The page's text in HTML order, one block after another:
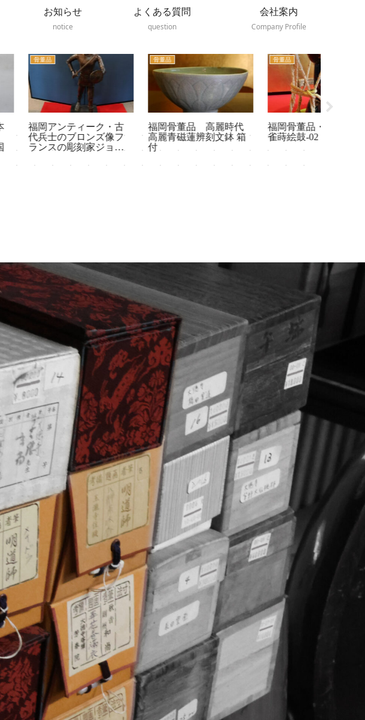
お知らせ
notice
よくある質問
question
会社案内
Company Profile
ティーク・古
ブロンズ像フ
彫刻家ジョル
骨董品
福岡骨董品 高麗時代
高麗青磁蓮辨刻文鉢 箱
付
福岡骨董品・小鼓・竹
雀蒔絵鼓-02